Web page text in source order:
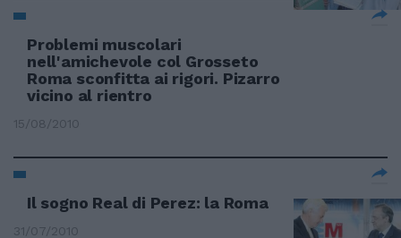
Problemi muscolari
nell'amichevole col Grosseto
Roma sconfitta ai rigori. Pizarro
vicino al rientro
15/08/2010
Il sogno Real di Perez: la Roma
31/07/2010